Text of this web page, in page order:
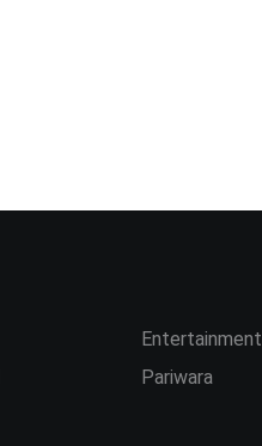
Entertainment
Pariwara